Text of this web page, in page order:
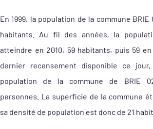
En 1999, la population de la commune BRIE
habitants. Au fil des années, la
atteindre en 2010, 59 habitants, puis 59
dernier recensement disponible ce
population de la commune de BRIE
personnes. La superficie de la commune
sa densité de population est donc de 21